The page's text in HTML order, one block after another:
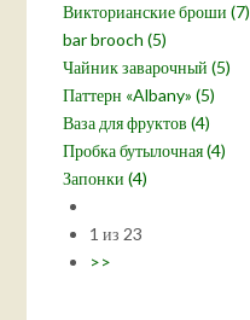
Викторианские броши (7)
bar brooch (5)
Чайник заварочный (5)
Паттерн «Albany» (5)
Ваза для фруктов (4)
Пробка бутылочная (4)
Запонки (4)
1 из 23
>>